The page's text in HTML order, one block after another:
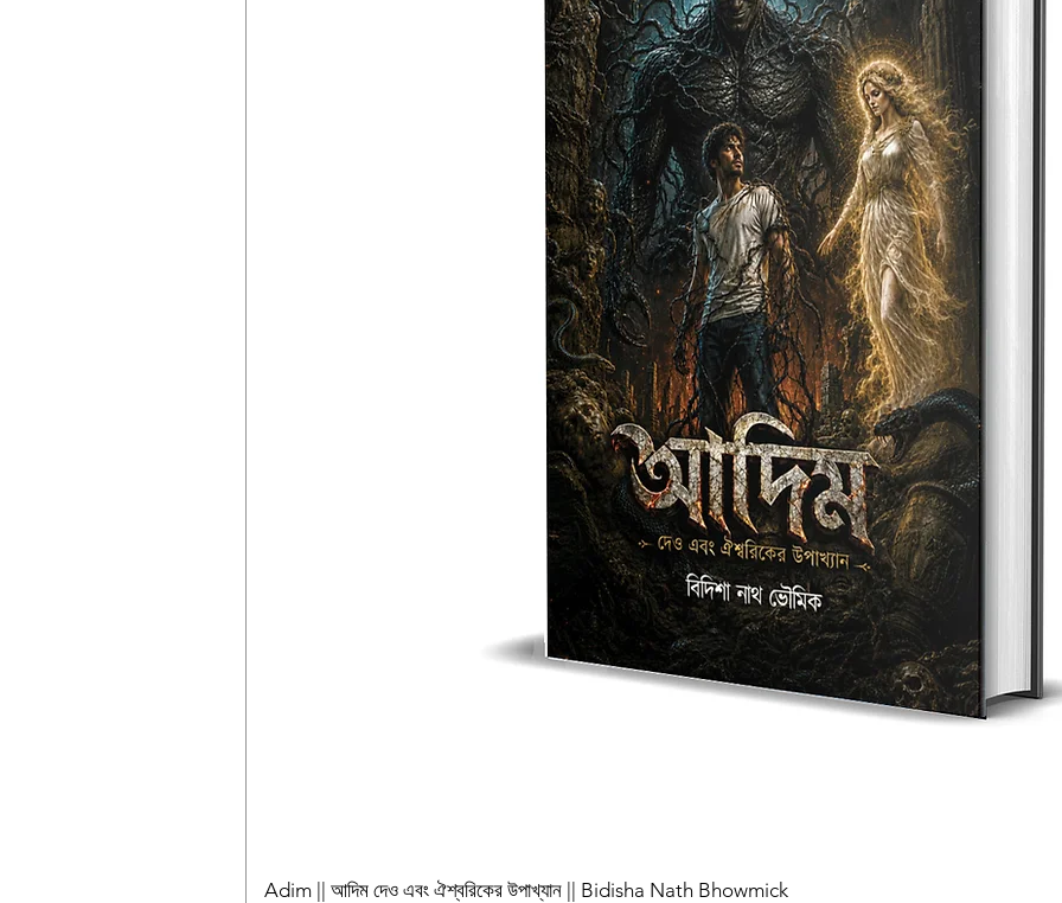
Adim || আদিম দেও এবং ঐশ্বরিকের উপাখ্যান || Bidisha Nath Bhowmick